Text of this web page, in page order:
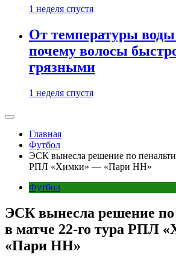
1 неделя спустя
От температуры воды
почему волосы
грязными
1 неделя спустя
Главная
Футбол
ЭСК вынесла решение по пенальти
РПЛ «Химки» — «Пари НН»
Футбол
ЭСК вынесла решение по
в матче 22-го тура РПЛ
«Пари НН»